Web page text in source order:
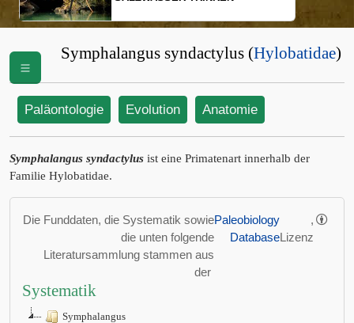
Symphalangus syndactylus (Hylobatidae)
Paläontologie Evolution Anatomie
Symphalangus syndactylus ist eine Primatenart innerhalb der
Familie Hylobatidae.
Die Funddaten, die Systematik sowie
die unten folgende
Literatursammlung stammen aus
der
Paleobiology
Database
,
Lizenz
Systematik
Symphalangus